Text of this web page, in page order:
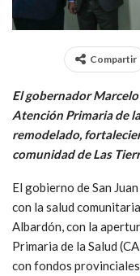
Compartir
El gobernador
Atención Primaria de
remodelado,
comunidad de Las
El gobierno de San
con la salud
Albardón, con la
Primaria de la Salud
con fondos